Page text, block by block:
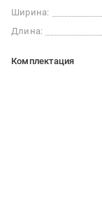
Ширина:
Длина:
Комплектация